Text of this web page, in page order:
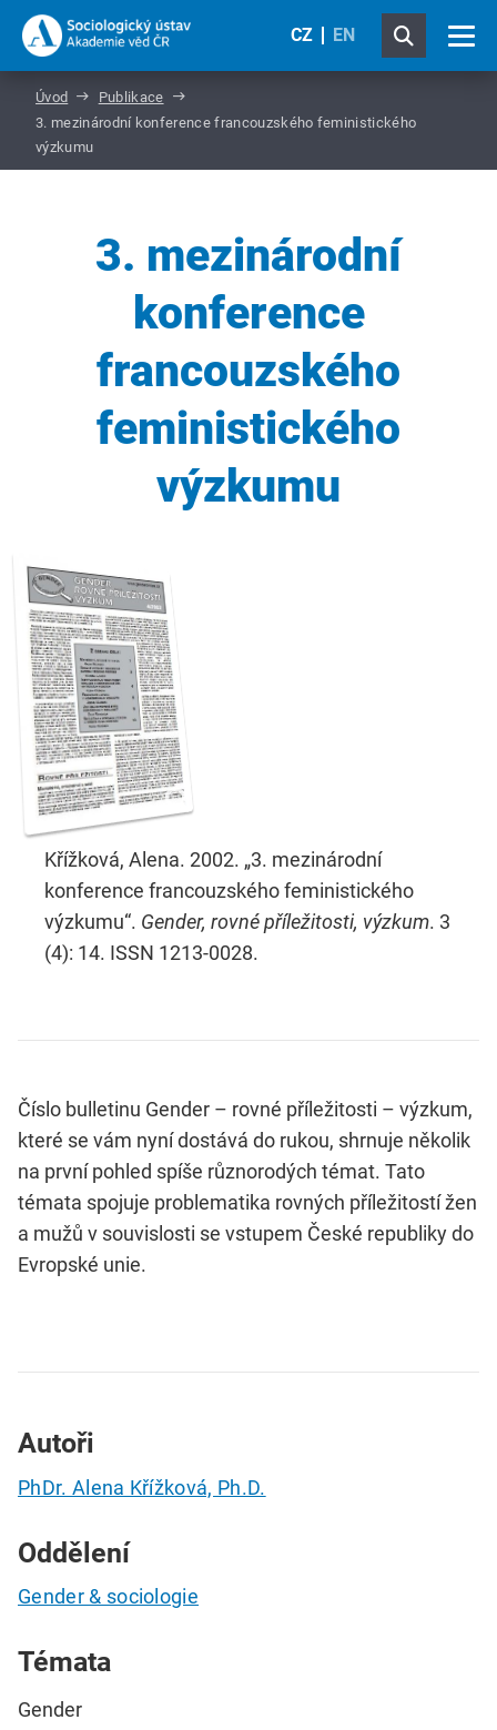
CZ EN
Úvod
Publikace
3. mezinárodní konference francouzského feministického
výzkumu
3. mezinárodní
konference
francouzského
feministického
výzkumu
Křížková, Alena. 2002. „3. mezinárodní
konference francouzského feministického
výzkumu“. Gender, rovné příležitosti, výzkum. 3
(4): 14. ISSN 1213-0028.
Číslo bulletinu Gender – rovné příležitosti – výzkum,
které se vám nyní dostává do rukou, shrnuje několik
na první pohled spíše různorodých témat. Tato
témata spojuje problematika rovných příležitostí žen
a mužů v souvislosti se vstupem České republiky do
Evropské unie.
Autoři
PhDr. Alena Křížková, Ph.D.
Oddělení
Gender & sociologie
Témata
Gender